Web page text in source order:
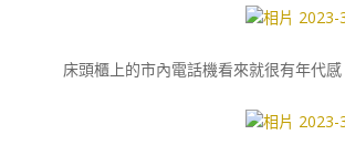
床頭櫃上的市內電話機看來就很有年代